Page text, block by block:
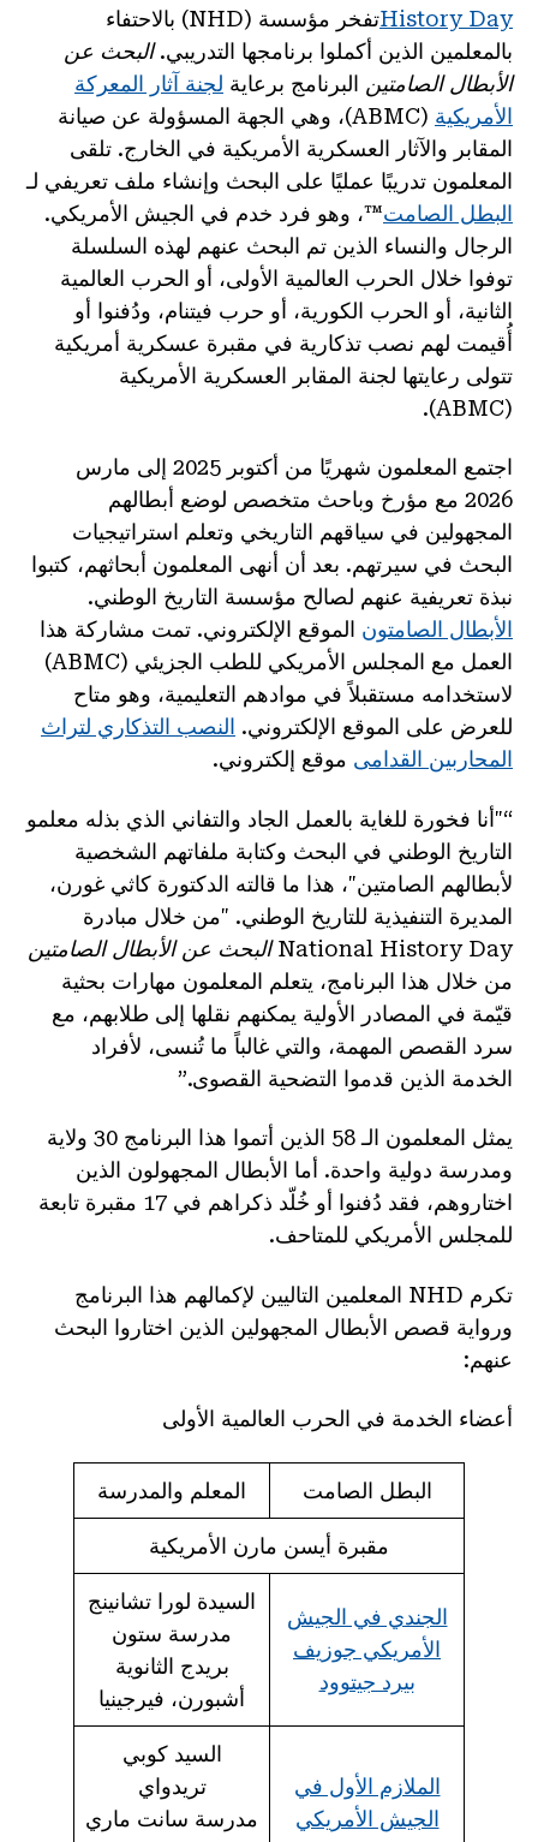
History Day
تفخر مؤسسة (NHD) بالاحتفاء
بالمعلمين الذين أكملوا برنامجها التدريبي.البحث عن
الأبطال الصامتين البرنامج برعاية لجنة آثار المعركة
الأمريكية
(ABMC)، وهي الجهة المسؤولة عن صيانة
المقابر والآثار العسكرية الأمريكية في الخارج. تلقى
المعلمون تدريبًا عمليًا على البحث وإنشاء ملف تعريفي لـ
البطل الصامت™، وهو فرد خدم في الجيش الأمريكي.
الرجال والنساء الذين تم البحث عنهم لهذه السلسلة
توفوا خلال الحرب العالمية الأولى، أو الحرب العالمية
الثانية، أو الحرب الكورية، أو حرب فيتنام، ودُفنوا أو
أُقيمت لهم نصب تذكارية في مقبرة عسكرية أمريكية
تتولى رعايتها لجنة المقابر العسكرية الأمريكية
(ABMC).
اجتمع المعلمون شهريًا من أكتوبر 2025 إلى مارس
2026 مع مؤرخ وباحث متخصص لوضع أبطالهم
المجهولين في سياقهم التاريخي وتعلم استراتيجيات
البحث في سيرتهم. بعد أن أنهى المعلمون أبحاثهم، كتبوا
نبذة تعريفية عنهم لصالح مؤسسة التاريخ الوطني.
الأبطال الصامتون الموقع الإلكتروني. تمت مشاركة هذا
العمل مع المجلس الأمريكي للطب الجزيئي (ABMC)
لاستخدامه مستقبلاً في موادهم التعليمية، وهو متاح
للعرض على الموقع الإلكتروني. النصب التذكاري لتراث
المحاربين القدامى موقع إلكتروني.
“"أنا فخورة للغاية بالعمل الجاد والتفاني الذي بذله معلمو
التاريخ الوطني في البحث وكتابة ملفاتهم الشخصية
لأبطالهم الصامتين"، هذا ما قالته الدكتورة كاثي غورن،
المديرة التنفيذية للتاريخ الوطني. "من خلال مبادرة
National History Day البحث عن الأبطال الصامتين
من خلال هذا البرنامج، يتعلم المعلمون مهارات بحثية
قيّمة في المصادر الأولية يمكنهم نقلها إلى طلابهم، مع
سرد القصص المهمة، والتي غالباً ما تُنسى، لأفراد
الخدمة الذين قدموا التضحية القصوى.”
يمثل المعلمون الـ 58 الذين أتموا هذا البرنامج 30 ولاية
ومدرسة دولية واحدة. أما الأبطال المجهولون الذين
اختاروهم، فقد دُفنوا أو خُلّد ذكراهم في 17 مقبرة تابعة
للمجلس الأمريكي للمتاحف.
تكرم NHD المعلمين التاليين لإكمالهم هذا البرنامج
ورواية قصص الأبطال المجهولين الذين اختاروا البحث
عنهم:
أعضاء الخدمة في الحرب العالمية الأولى
البطل الصامت المعلم والمدرسة
مقبرة أيسن مارن الأمريكية
الجندي في الجيش
الأمريكي جوزيف
بيرد جيتوود
السيدة لورا تشانينج
مدرسة ستون
بريدج الثانوية
أشبورن، فيرجينيا
الملازم الأول في
الجيش الأمريكي
السيد كوبي
تريدواي
مدرسة سانت ماري